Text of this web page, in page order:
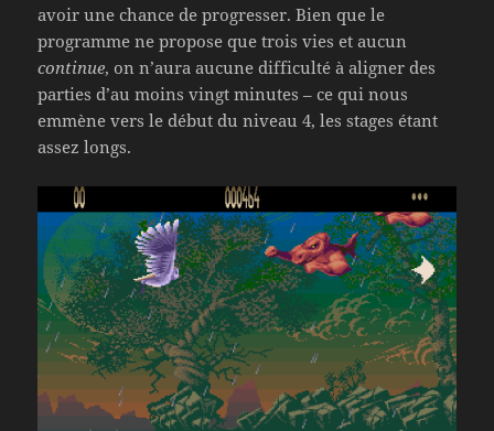
avoir une chance de progresser. Bien que le
programme ne propose que trois vies et aucun
continue, on n’aura aucune difficulté à aligner des
parties d’au moins vingt minutes – ce qui nous
emmène vers le début du niveau 4, les stages étant
assez longs.